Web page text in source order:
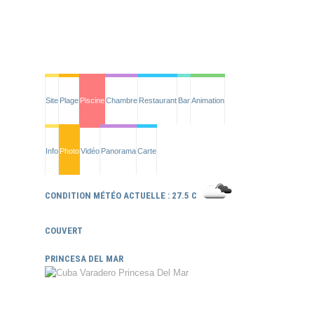
Site Plage PiscineChambre Restaurant BarAnimation
Info PhotoVidéo PanoramaCarte
CONDITION MÉTÉO ACTUELLE : 27.5 C
COUVERT
PRINCESA DEL MAR